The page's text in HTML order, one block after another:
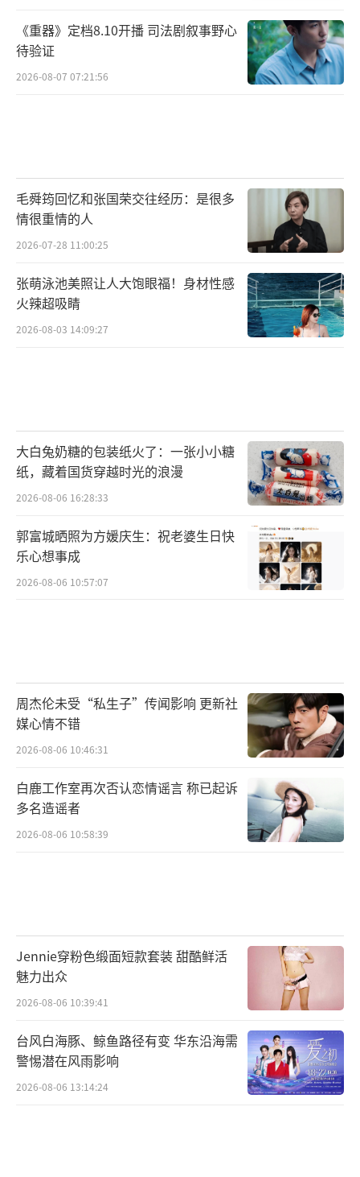
《重器》定档8.10开播 司法剧叙事野心
待验证
2026-08-07 07:21:56
毛舜筠回忆和张国荣交往经历：是很多
情很重情的人
2026-07-28 11:00:25
张萌泳池美照让人大饱眼福！身材性感
火辣超吸睛
2026-08-03 14:09:27
大白兔奶糖的包装纸火了：一张小小糖
纸，藏着国货穿越时光的浪漫
2026-08-06 16:28:33
郭富城晒照为方媛庆生：祝老婆生日快
乐心想事成
2026-08-06 10:57:07
周杰伦未受“私生子”传闻影响 更新社
媒心情不错
2026-08-06 10:46:31
白鹿工作室再次否认恋情谣言 称已起诉
多名造谣者
2026-08-06 10:58:39
Jennie穿粉色缎面短款套装 甜酷鲜活
魅力出众
2026-08-06 10:39:41
台风白海豚、鲸鱼路径有变 华东沿海需
警惕潜在风雨影响
2026-08-06 13:14:24